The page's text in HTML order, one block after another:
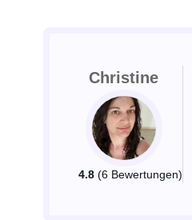
Christine
4.8 (6 Bewertungen)